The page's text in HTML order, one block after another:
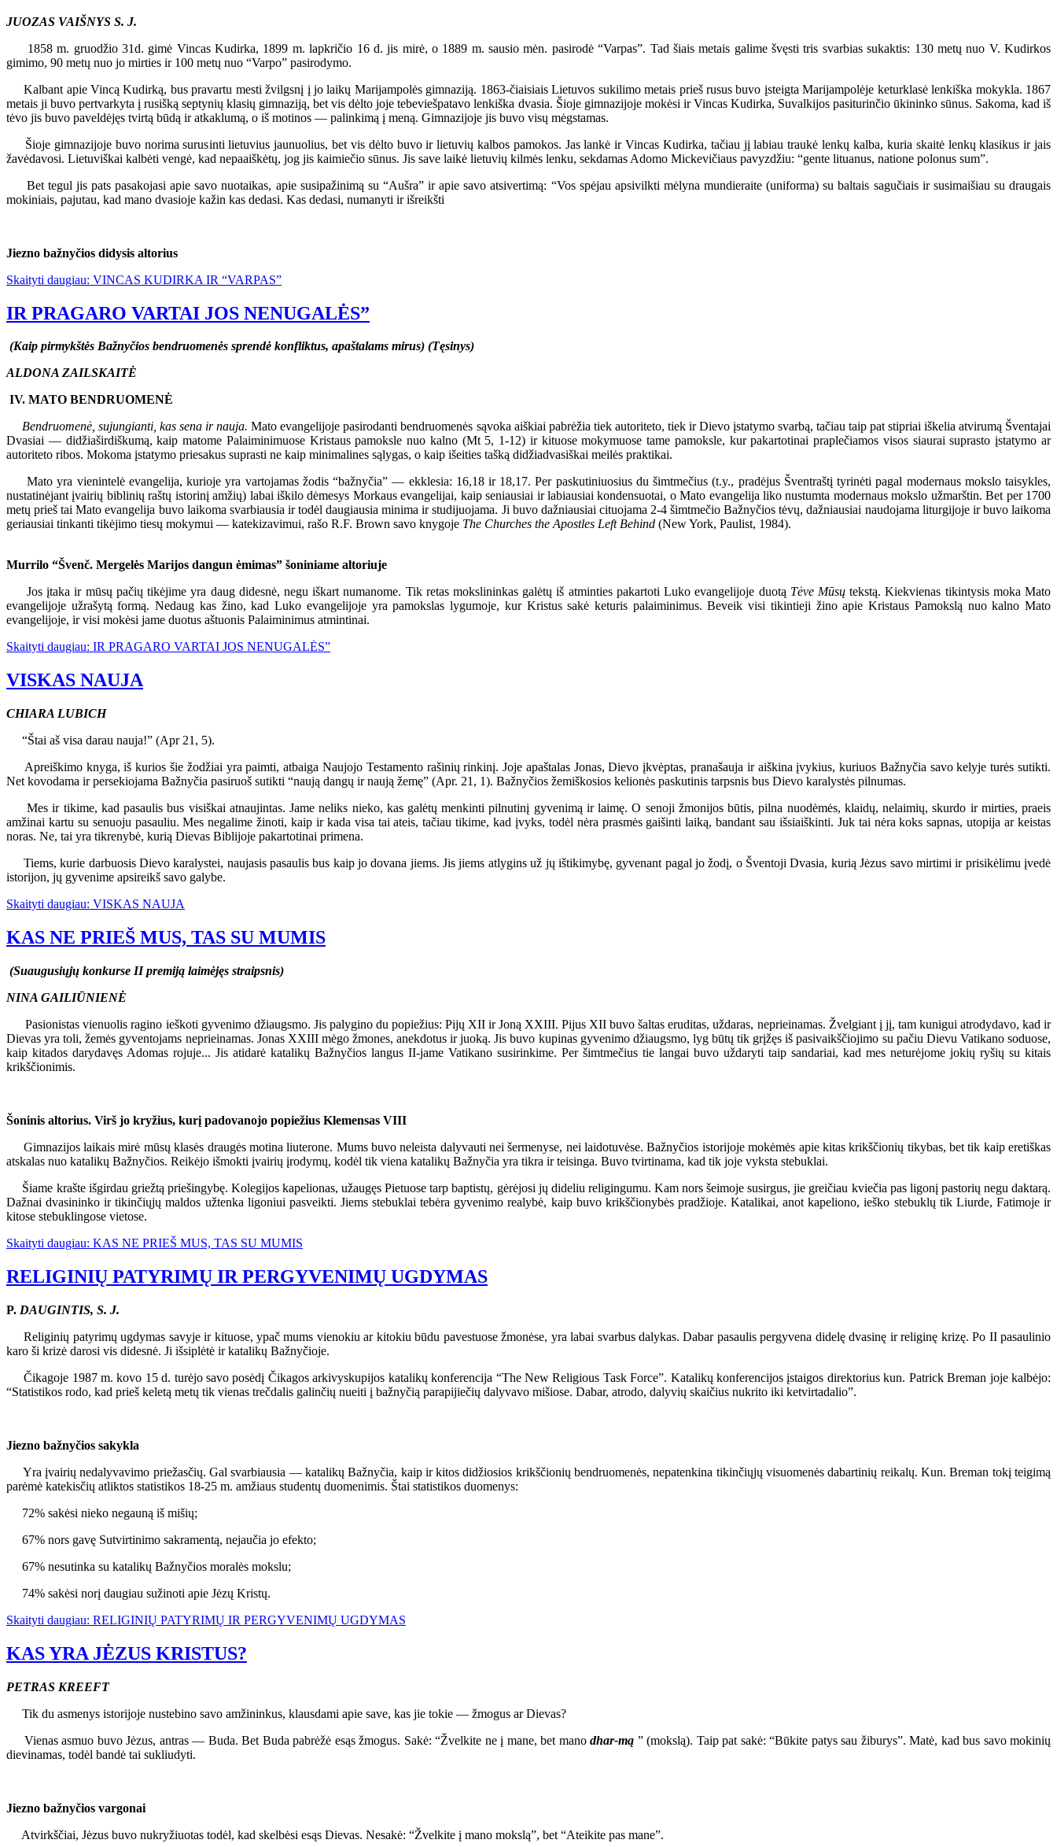
JUOZAS VAIŠNYS S. J.
1858 m. gruodžio 31d. gimė Vincas Kudirka, 1899 m. lapkričio 16 d. jis mirė, o 1889 m. sausio mėn. pasirodė “Varpas”. Tad šiais metais galime švęsti tris svarbias sukaktis: 130 metų nuo V. Kudirkos
gimimo, 90 metų nuo jo mirties ir 100 metų nuo “Varpo” pasirodymo.
Kalbant apie Vincą Kudirką, bus pravartu mesti žvilgsnį į jo laikų Marijampolės gimnaziją. 1863-čiaisiais Lietuvos sukilimo metais prieš rusus buvo įsteigta Marijampolėje keturklasė lenkiška mokykla. 1867
metais ji buvo pertvarkyta į rusišką septynių klasių gimnaziją, bet vis dėlto joje tebeviešpatavo lenkiška dvasia. Šioje gimnazijoje mokėsi ir Vincas Kudirka, Suvalkijos pasiturinčio ūkininko sūnus. Sakoma, kad iš
tėvo jis buvo paveldėjęs tvirtą būdą ir atkaklumą, o iš motinos — palinkimą į meną. Gimnazijoje jis buvo visų mėgstamas.
Šioje gimnazijoje buvo norima surusinti lietuvius jaunuolius, bet vis dėlto buvo ir lietuvių kalbos pamokos. Jas lankė ir Vincas Kudirka, tačiau jį labiau traukė lenkų kalba, kuria skaitė lenkų klasikus ir jais
žavėdavosi. Lietuviškai kalbėti vengė, kad nepaaiškėtų, jog jis kaimiečio sūnus. Jis save laikė lietuvių kilmės lenku, sekdamas Adomo Mickevičiaus pavyzdžiu: “gente lituanus, natione polonus sum”.
Bet tegul jis pats pasakojasi apie savo nuotaikas, apie susipažinimą su “Aušra” ir apie savo atsivertimą: “Vos spėjau apsivilkti mėlyna mundieraite (uniforma) su baltais sagučiais ir susimaišiau su draugais
mokiniais, pajutau, kad mano dvasioje kažin kas dedasi. Kas dedasi, numanyti ir išreikšti
Jiezno bažnyčios didysis altorius
Skaityti daugiau: VINCAS KUDIRKA IR “VARPAS”
IR PRAGARO VARTAI JOS NENUGALĖS”
(Kaip pirmykštės Bažnyčios bendruomenės sprendė konfliktus, apaštalams mirus) (Tęsinys)
ALDONA ZAILSKAITĖ
IV. MATO BENDRUOMENĖ
Bendruomenė, sujungianti, kas sena ir nauja. Mato evangelijoje pasirodanti bendruomenės sąvoka aiškiai pabrėžia tiek autoriteto, tiek ir Dievo įstatymo svarbą, tačiau taip pat stipriai iškelia atvirumą Šventajai
Dvasiai — didžiaširdiškumą, kaip matome Palaiminimuose Kristaus pamoksle nuo kalno (Mt 5, 1-12) ir kituose mokymuose tame pamoksle, kur pakartotinai praplečiamos visos siaurai suprasto įstatymo ar
autoriteto ribos. Mokoma įstatymo priesakus suprasti ne kaip minimalines sąlygas, o kaip išeities tašką didžiadvasiškai meilės praktikai.
Mato yra vienintelė evangelija, kurioje yra vartojamas žodis “bažnyčia” — ekklesia: 16,18 ir 18,17. Per paskutiniuosius du šimtmečius (t.y., pradėjus Šventraštį tyrinėti pagal modernaus mokslo taisykles,
nustatinėjant įvairių biblinių raštų istorinį amžių) labai iškilo dėmesys Morkaus evangelijai, kaip seniausiai ir labiausiai kondensuotai, o Mato evangelija liko nustumta modernaus mokslo užmarštin. Bet per 1700
metų prieš tai Mato evangelija buvo laikoma svarbiausia ir todėl daugiausia minima ir studijuojama. Ji buvo dažniausiai cituojama 2-4 šimtmečio Bažnyčios tėvų, dažniausiai naudojama liturgijoje ir buvo laikoma
geriausiai tinkanti tikėjimo tiesų mokymui — katekizavimui, rašo R.F. Brown savo knygoje The Churches the Apostles Left Behind (New York, Paulist, 1984).
Murrilo “Švenč. Mergelės Marijos dangun ėmimas” šoniniame altoriuje
Jos įtaka ir mūsų pačių tikėjime yra daug didesnė, negu iškart numanome. Tik retas mokslininkas galėtų iš atminties pakartoti Luko evangelijoje duotą Tėve Mūsųtekstą. Kiekvienas tikintysis moka Mato
evangelijoje užrašytą formą. Nedaug kas žino, kad Luko evangelijoje yra pamokslas lygumoje, kur Kristus sakė keturis palaiminimus. Beveik visi tikintieji žino apie Kristaus Pamokslą nuo kalno Mato
evangelijoje, ir visi mokėsi jame duotus aštuonis Palaiminimus atmintinai.
Skaityti daugiau: IR PRAGARO VARTAI JOS NENUGALĖS”
VISKAS NAUJA
CHIARA LUBICH
“Štai aš visa darau nauja!” (Apr 21, 5).
Apreiškimo knyga, iš kurios šie žodžiai yra paimti, atbaiga Naujojo Testamento rašinių rinkinį. Joje apaštalas Jonas, Dievo įkvėptas, pranašauja ir aiškina įvykius, kuriuos Bažnyčia savo kelyje turės sutikti.
Net kovodama ir persekiojama Bažnyčia pasiruoš sutikti “naują dangų ir naują žemę” (Apr. 21, 1). Bažnyčios žemiškosios kelionės paskutinis tarpsnis bus Dievo karalystės pilnumas.
Mes ir tikime, kad pasaulis bus visiškai atnaujintas. Jame neliks nieko, kas galėtų menkinti pilnutinį gyvenimą ir laimę. O senoji žmonijos būtis, pilna nuodėmės, klaidų, nelaimių, skurdo ir mirties, praeis
amžinai kartu su senuoju pasauliu. Mes negalime žinoti, kaip ir kada visa tai ateis, tačiau tikime, kad įvyks, todėl nėra prasmės gaišinti laiką, bandant sau išsiaiškinti. Juk tai nėra koks sapnas, utopija ar keistas
noras. Ne, tai yra tikrenybė, kurią Dievas Biblijoje pakartotinai primena.
Tiems, kurie darbuosis Dievo karalystei, naujasis pasaulis bus kaip jo dovana jiems. Jis jiems atlygins už jų ištikimybę, gyvenant pagal jo žodį, o Šventoji Dvasia, kurią Jėzus savo mirtimi ir prisikėlimu įvedė
istorijon, jų gyvenime apsireikš savo galybe.
Skaityti daugiau: VISKAS NAUJA
KAS NE PRIEŠ MUS, TAS SU MUMIS
(Suaugusiųjų konkurse II premiją laimėjęs straipsnis)
NINA GAILIŪNIENĖ
Pasionistas vienuolis ragino ieškoti gyvenimo džiaugsmo. Jis palygino du popiežius: Pijų XII ir Joną XXIII. Pijus XII buvo šaltas eruditas, uždaras, neprieinamas. Žvelgiant į jį, tam kunigui atrodydavo, kad ir
Dievas yra toli, žemės gyventojams neprieinamas. Jonas XXIII mėgo žmones, anekdotus ir juoką. Jis buvo kupinas gyvenimo džiaugsmo, lyg būtų tik grįžęs iš pasivaikščiojimo su pačiu Dievu Vatikano soduose,
kaip kitados darydavęs Adomas rojuje... Jis atidarė katalikų Bažnyčios langus II-jame Vatikano susirinkime. Per šimtmečius tie langai buvo uždaryti taip sandariai, kad mes neturėjome jokių ryšių su kitais
krikščionimis.
Šoninis altorius. Virš jo kryžius, kurį padovanojo popiežius Klemensas VIII
Gimnazijos laikais mirė mūsų klasės draugės motina liuterone. Mums buvo neleista dalyvauti nei šermenyse, nei laidotuvėse. Bažnyčios istorijoje mokėmės apie kitas krikščionių tikybas, bet tik kaip eretiškas
atskalas nuo katalikų Bažnyčios. Reikėjo išmokti įvairių įrodymų, kodėl tik viena katalikų Bažnyčia yra tikra ir teisinga. Buvo tvirtinama, kad tik joje vyksta stebuklai.
Šiame krašte išgirdau griežtą priešingybę. Kolegijos kapelionas, užaugęs Pietuose tarp baptistų, gėrėjosi jų dideliu religingumu. Kam nors šeimoje susirgus, jie greičiau kviečia pas ligonį pastorių negu daktarą.
Dažnai dvasininko ir tikinčiųjų maldos užtenka ligoniui pasveikti. Jiems stebuklai tebėra gyvenimo realybė, kaip buvo krikščionybės pradžioje. Katalikai, anot kapeliono, ieško stebuklų tik Liurde, Fatimoje ir
kitose stebuklingose vietose.
Skaityti daugiau: KAS NE PRIEŠ MUS, TAS SU MUMIS
RELIGINIŲ PATYRIMŲ IR PERGYVENIMŲ UGDYMAS
P. DAUGINTIS, S. J.
Religinių patyrimų ugdymas savyje ir kituose, ypač mums vienokiu ar kitokiu būdu pavestuose žmonėse, yra labai svarbus dalykas. Dabar pasaulis pergyvena didelę dvasinę ir religinę krizę. Po II pasaulinio
karo ši krizė darosi vis didesnė. Ji išsiplėtė ir katalikų Bažnyčioje.
Čikagoje 1987 m. kovo 15 d. turėjo savo posėdį Čikagos arkivyskupijos katalikų konferencija “The New Religious Task Force”. Katalikų konferencijos įstaigos direktorius kun. Patrick Breman joje kalbėjo:
“Statistikos rodo, kad prieš keletą metų tik vienas trečdalis galinčių nueiti į bažnyčią parapijiečių dalyvavo mišiose. Dabar, atrodo, dalyvių skaičius nukrito iki ketvirtadalio”.
Jiezno bažnyčios sakykla
Yra įvairių nedalyvavimo priežasčių. Gal svarbiausia — katalikų Bažnyčia, kaip ir kitos didžiosios krikščionių bendruomenės, nepatenkina tikinčiųjų visuomenės dabartinių reikalų. Kun. Breman tokį teigimą
parėmė katekisčių atliktos statistikos 18-25 m. amžiaus studentų duomenimis. Štai statistikos duomenys:
72% sakėsi nieko negauną iš mišių;
67% nors gavę Sutvirtinimo sakramentą, nejaučia jo efekto;
67% nesutinka su katalikų Bažnyčios moralės mokslu;
74% sakėsi norį daugiau sužinoti apie Jėzų Kristų.
Skaityti daugiau: RELIGINIŲ PATYRIMŲ IR PERGYVENIMŲ UGDYMAS
KAS YRA JĖZUS KRISTUS?
PETRAS KREEFT
Tik du asmenys istorijoje nustebino savo amžininkus, klausdami apie save, kas jie tokie — žmogus ar Dievas?
Vienas asmuo buvo Jėzus, antras — Buda. Bet Buda pabrėžė esąs žmogus. Sakė: “Žvelkite ne į mane, bet mano dhar-mą ” (mokslą). Taip pat sakė: “Būkite patys sau žiburys”. Matė, kad bus savo mokinių
dievinamas, todėl bandė tai sukliudyti.
Jiezno bažnyčios vargonai
Atvirkščiai, Jėzus buvo nukryžiuotas todėl, kad skelbėsi esąs Dievas. Nesakė: “Žvelkite į mano mokslą”, bet “Ateikite pas mane”.